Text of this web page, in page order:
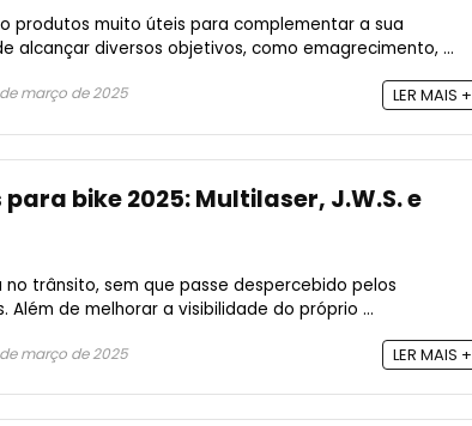
produtos muito úteis para complementar a sua
alcançar diversos objetivos, como emagrecimento, ...
março de 2025 LER MAIS +
bike 2025: Multilaser, J.W.S. e
trânsito, sem que passe despercebido pelos
Além de melhorar a visibilidade do próprio ...
março de 2025 LER MAIS +